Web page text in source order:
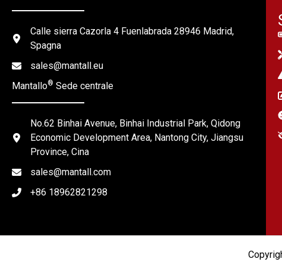
Calle sierra Cazorla 4 Fuenlabrada 28946 Madrid,
Spagna
sales@mantall.eu
Mantallo® Sede centrale
No.62 Binhai Avenue, Binhai Industrial Park, Qidong
Economic Development Area, Nantong City, Jiangsu
Province, Cina
sales@mantall.com
+86 18962821298